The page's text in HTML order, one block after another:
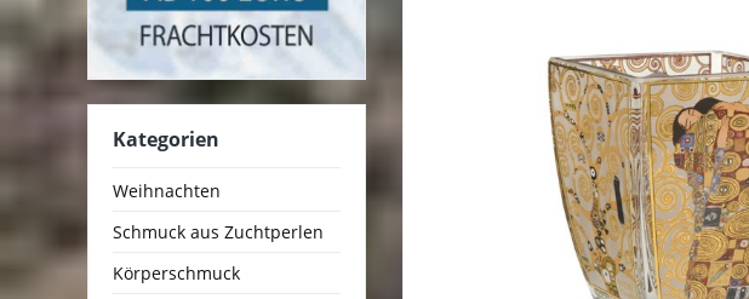
Kategorien
Weihnachten
Schmuck aus Zuchtperlen
Körperschmuck